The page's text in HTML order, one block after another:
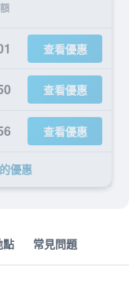
查看優惠
查看優惠
查看優惠
優惠
點 常見問題